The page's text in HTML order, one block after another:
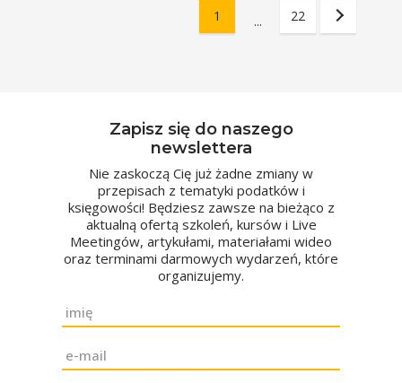
1 ... 22
Zapisz się do naszego
newslettera
Nie zaskoczą Cię już żadne zmiany w
przepisach z tematyki podatków i
księgowości! Będziesz zawsze na bieżąco z
aktualną ofertą szkoleń, kursów i Live
Meetingów, artykułami, materiałami wideo
oraz terminami darmowych wydarzeń, które
organizujemy.
Imię
*
Email
*